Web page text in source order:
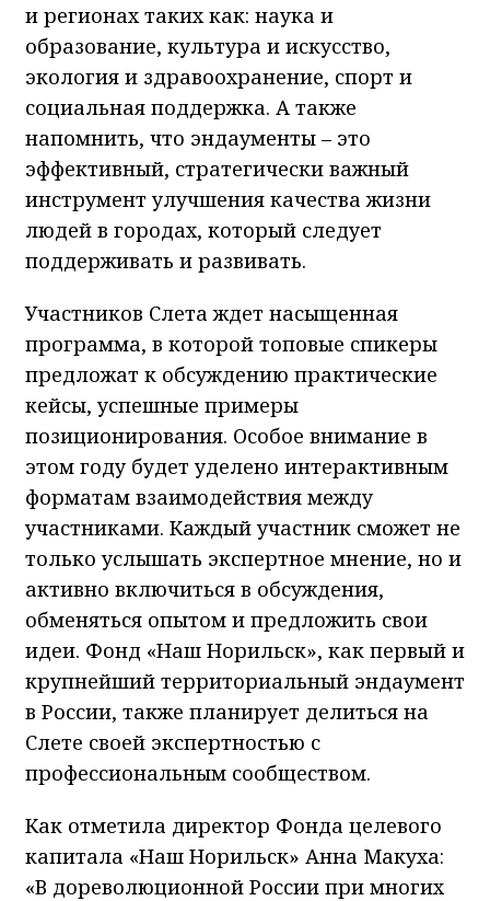
и регионах таких как: наука и
образование, культура и искусство,
экология и здравоохранение, спорт и
социальная поддержка. А также
напомнить, что эндаументы – это
эффективный, стратегически важный
инструмент улучшения качества жизни
людей в городах, который следует
поддерживать и развивать.
Участников Слета ждет насыщенная
программа, в которой топовые спикеры
предложат к обсуждению практические
кейсы, успешные примеры
позиционирования. Особое внимание в
этом году будет уделено интерактивным
форматам взаимодействия между
участниками. Каждый участник сможет не
только услышать экспертное мнение, но и
активно включиться в обсуждения,
обменяться опытом и предложить свои
идеи. Фонд «Наш Норильск», как первый и
крупнейший территориальный эндаумент
в России, также планирует делиться на
Слете своей экспертностью с
профессиональным сообществом.
Как отметила директор Фонда целевого
капитала «Наш Норильск» Анна Макуха:
«В дореволюционной России при многих